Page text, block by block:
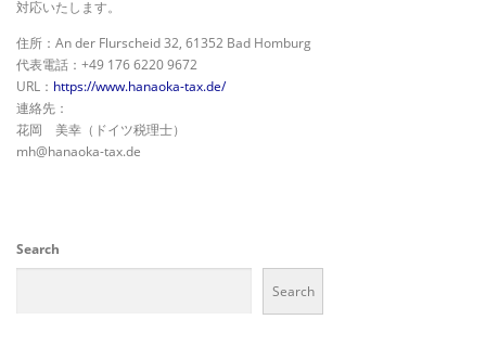
対応いたします。
住所：An der Flurscheid 32, 61352 Bad Homburg
代表電話：+49 176 6220 9672
URL： https://www.hanaoka-tax.de/
連絡先：
花岡 美幸（ドイツ税理士）
mh@hanaoka-tax.de
Search
Search